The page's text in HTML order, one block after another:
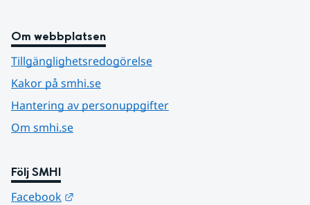
Om webbplatsen
Tillgänglighetsredogörelse
Kakor på smhi.se
Hantering av personuppgifter
Om smhi.se
Följ SMHI
Facebook